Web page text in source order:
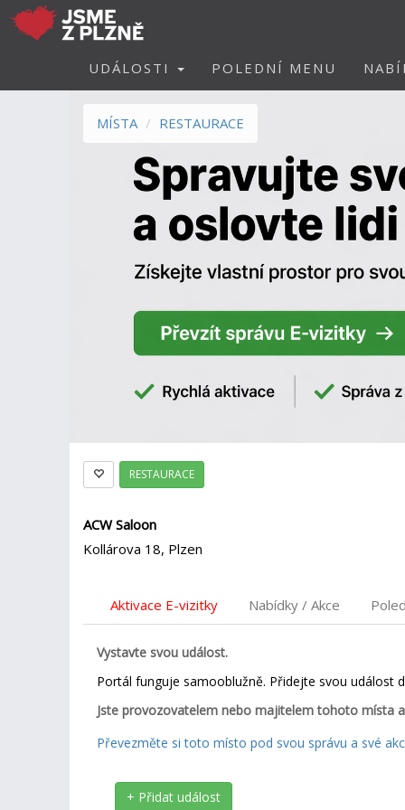
UDÁLOSTI POLEDNÍ MENU
MÍSTA RESTAURACE
RESTAURACE
ACW Saloon
Kollárova 18, Plzen
Aktivace E-vizitky Nabídky / Akce
Vystavte svou událost.
Portál funguje samooblužně. Přidejte svou událost
Jste provozovatelem nebo majitelem tohoto místa
Převezměte si toto místo pod svou správu a své
+ Přidat událost